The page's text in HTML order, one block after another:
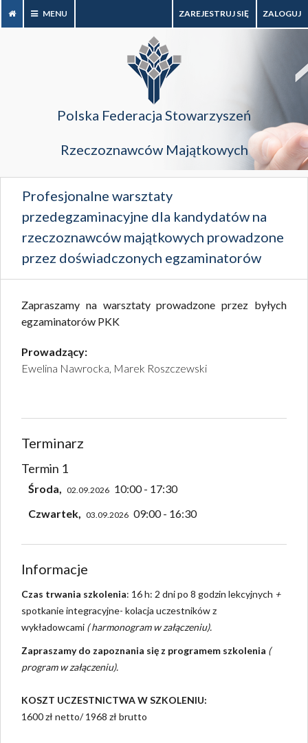
MENU ZALOGUJ
ZAREJESTRUJ SIĘ
Polska Federacja Stowarzyszeń
Rzeczoznawców Majątkowych
Profesjonalne warsztaty
przedegzaminacyjne dla kandydatów na
rzeczoznawców majątkowych prowadzone
przez doświadczonych egzaminatorów
Państwowej Komisji Kwalifikacyjnej w
dniach 02-03.09.2026 r.
Zapraszamy na warsztaty prowadzone przez byłych
egzaminatorów PKK
Prowadzący:
Ewelina Nawrocka, Marek Roszczewski
Terminarz
Termin 1
Środa, 02.09.2026 10:00 - 17:30
Czwartek, 03.09.2026 09:00 - 16:30
Informacje
Czas trwania szkolenia: 16 h: 2 dni po 8 godzin lekcyjnych +
spotkanie integracyjne- kolacja uczestników z
wykładowcami ( harmonogram w załączeniu).
Zapraszamy do zapoznania się z programem szkolenia (
program w załączeniu).
KOSZT UCZESTNICTWA W SZKOLENIU:
1600 zł netto/ 1968 zł brutto